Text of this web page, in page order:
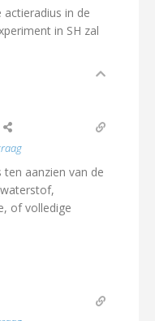
in de
in SH zal
aanzien van de
of volledige